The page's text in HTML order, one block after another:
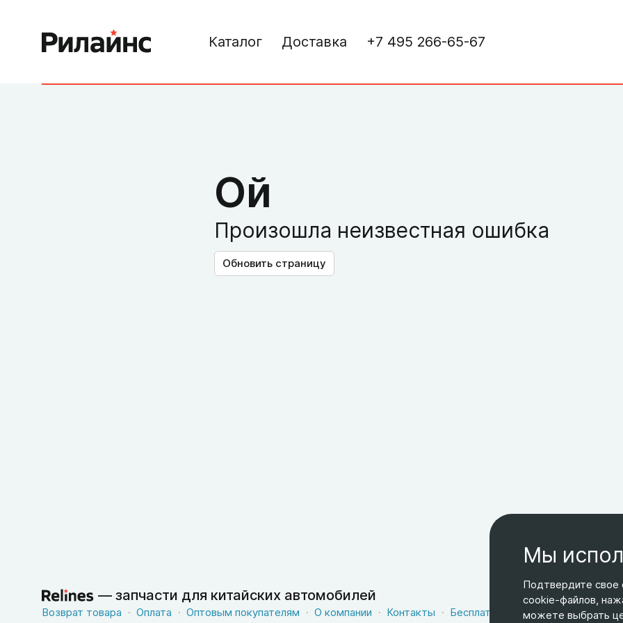
Каталог Доставка +7 495 266-65-67
Ой
Произошла неизвестная ошибка
Обновить страницу
— запчасти для китайских автомобилей
Возврат товара Оплата Оптовым покупателям О компании Контакты Бесплатная доставка
Оферта
Мы
Подтвердите свое
cookie-файлов,
можете выбрать